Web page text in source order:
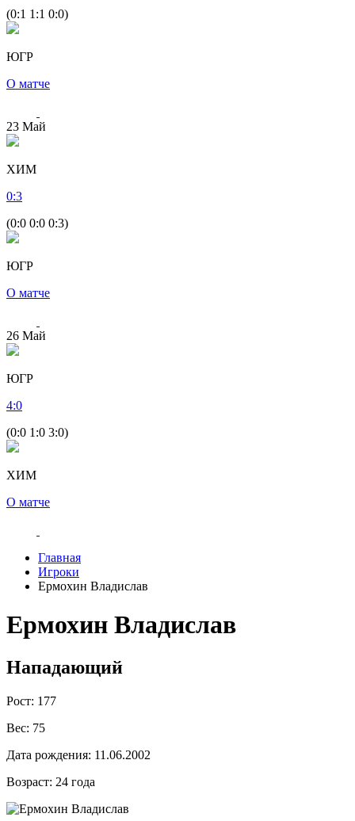
(0:1 1:1 0:0)
ЮГР
О матче
23 Май
ХИМ
0:3
(0:0 0:0 0:3)
ЮГР
О матче
26 Май
ЮГР
4:0
(0:0 1:0 3:0)
ХИМ
О матче
Главная
Игроки
Ермохин Владислав
Ермохин Владислав
Нападающий
Рост: 177
Вес: 75
Дата рождения: 11.06.2002
Возраст: 24 года